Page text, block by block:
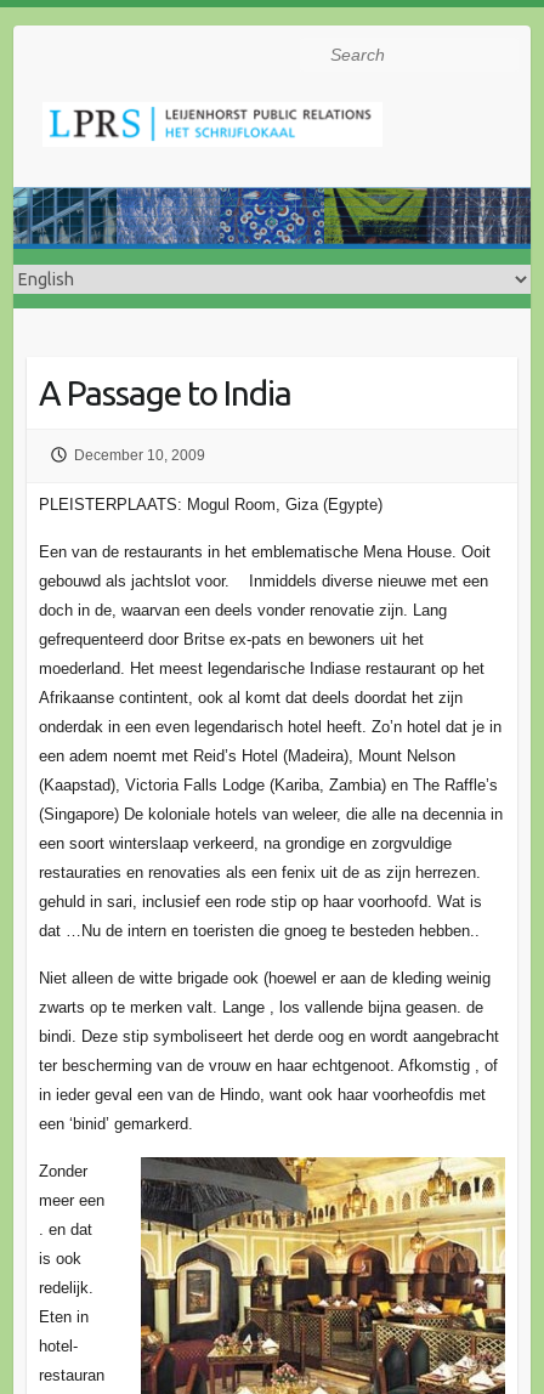
Search
A Passage to India
December 10, 2009
PLEISTERPLAATS: Mogul Room, Giza (Egypte)
Een van de restaurants in het emblematische Mena House. Ooit
gebouwd als jachtslot voor. Inmiddels diverse nieuwe met een
doch in de, waarvan een deels vonder renovatie zijn. Lang
gefrequenteerd door Britse ex-pats en bewoners uit het
moederland. Het meest legendarische Indiase restaurant op het
Afrikaanse contintent, ook al komt dat deels doordat het zijn
onderdak in een even legendarisch hotel heeft. Zo’n hotel dat je in
een adem noemt met Reid’s Hotel (Madeira), Mount Nelson
(Kaapstad), Victoria Falls Lodge (Kariba, Zambia) en The Raffle’s
(Singapore) De koloniale hotels van weleer, die alle na decennia in
een soort winterslaap verkeerd, na grondige en zorgvuldige
restauraties en renovaties als een fenix uit de as zijn herrezen.
gehuld in sari, inclusief een rode stip op haar voorhoofd. Wat is
dat …Nu de intern en toeristen die gnoeg te besteden hebben..
Niet alleen de witte brigade ook (hoewel er aan de kleding weinig
zwarts op te merken valt. Lange , los vallende bijna geasen. de
bindi. Deze stip symboliseert het derde oog en wordt aangebracht
ter bescherming van de vrouw en haar echtgenoot. Afkomstig , of
in ieder geval een van de Hindo, want ook haar voorheofdis met
een ‘binid’ gemarkerd.
Zonder
meer een
. en dat
is ook
redelijk.
Eten in
hotel-
restauran